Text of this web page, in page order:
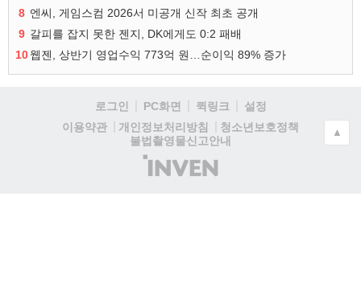
8 엔씨, 게임스컴 2026서 미공개 신작 최초 공개
9 갈피를 잡지 못한 젠지, DK에게도 0:2 패배
10웹젠, 상반기 영업수익 773억 원…순이익 89% 증가
로그인 PC화면 퀵링크
설정
이용약관
개인정보처리방침
청소년보호정책
불법촬영물신고안내
(주)
인
▲